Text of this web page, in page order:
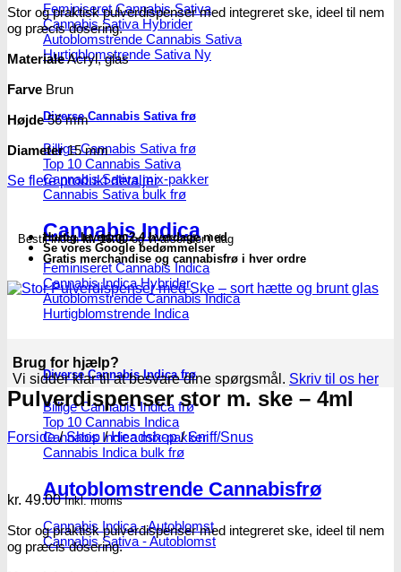
Feminiseret Cannabis Sativa
Cannabis Sativa Hybrider
Autoblomstrende Cannabis Sativa
Hurtigblomstrende Sativa
Diverse Cannabis Sativa frø
Billige Cannabis Sativa frø
Top 10 Cannabis Sativa
Cannabis Sativa mix-pakker
Cannabis Sativa bulk frø
Cannabis Indica
Feminiseret Cannabis Indica
Cannabis Indica Hybrider
Autoblomstrende Cannabis Indica
Hurtigblomstrende Indica
Diverse Cannabis Indica frø
Billige Cannabis Indica frø
Top 10 Cannabis Indica
Cannabis Indica mix-pakker
Cannabis Indica bulk frø
Autoblomstrende Cannabisfrø
Cannabis Indica - Autoblomst
Cannabis Sativa - Autoblomst
Stor og praktisk pulverdispenser med integreret ske, ideel til nem
og præcis dosering.
MaterialeAcryl, glas
Farve Brun
Højde56 mm
Diameter15 mm
Se flere produkt detaljer
Bestil indenkl. 16.00og vi afsender i dag
Hurtig levering 2-4 hverdage med
Se vores Google bedømmelser
Gratis merchandise og cannabisfrø i hver ordre
Brug for hjælp?
Vi sidder klar til at besvare dine spørgsmål. Skriv til os her
Pulverdispenser stor m. ske – 4ml
Forside / Shop / Headshop / Sniff/Snus
kr. 49.00 Inkl. moms
Stor og praktisk pulverdispenser med integreret ske, ideel til nem
og præcis dosering.